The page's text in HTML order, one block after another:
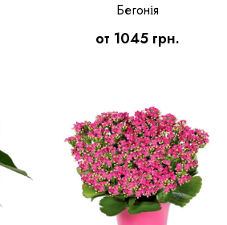
Бегонія
от 1045 грн.